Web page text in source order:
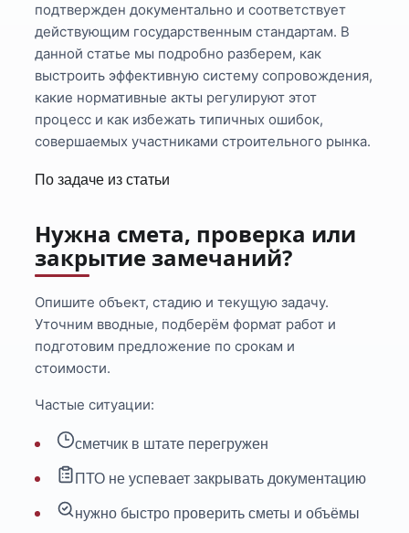
подтвержден документально и соответствует
действующим государственным стандартам. В
данной статье мы подробно разберем, как
выстроить эффективную систему сопровождения,
какие нормативные акты регулируют этот
процесс и как избежать типичных ошибок,
совершаемых участниками строительного рынка.
По задаче из статьи
Нужна смета, проверка или
закрытие замечаний?
Опишите объект, стадию и текущую задачу.
Уточним вводные, подберём формат работ и
подготовим предложение по срокам и
стоимости.
Частые ситуации:
сметчик в штате перегружен
ПТО не успевает закрывать документацию
нужно быстро проверить сметы и объёмы